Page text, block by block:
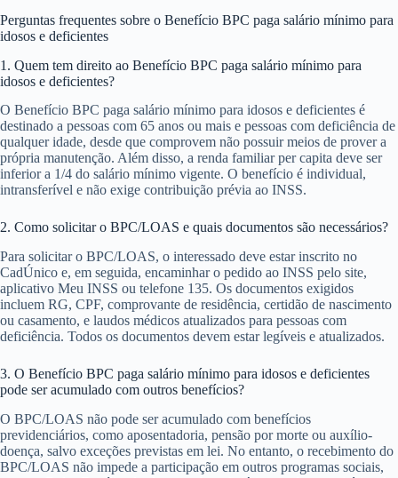
Perguntas frequentes sobre o Benefício BPC paga salário mínimo para
idosos e deficientes
1. Quem tem direito ao Benefício BPC paga salário mínimo para
idosos e deficientes?
O Benefício BPC paga salário mínimo para idosos e deficientes é
destinado a pessoas com 65 anos ou mais e pessoas com deficiência de
qualquer idade, desde que comprovem não possuir meios de prover a
própria manutenção. Além disso, a renda familiar per capita deve ser
inferior a 1/4 do salário mínimo vigente. O benefício é individual,
intransferível e não exige contribuição prévia ao INSS.
2. Como solicitar o BPC/LOAS e quais documentos são necessários?
Para solicitar o BPC/LOAS, o interessado deve estar inscrito no
CadÚnico e, em seguida, encaminhar o pedido ao INSS pelo site,
aplicativo Meu INSS ou telefone 135. Os documentos exigidos
incluem RG, CPF, comprovante de residência, certidão de nascimento
ou casamento, e laudos médicos atualizados para pessoas com
deficiência. Todos os documentos devem estar legíveis e atualizados.
3. O Benefício BPC paga salário mínimo para idosos e deficientes
pode ser acumulado com outros benefícios?
O BPC/LOAS não pode ser acumulado com benefícios
previdenciários, como aposentadoria, pensão por morte ou auxílio-
doença, salvo exceções previstas em lei. No entanto, o recebimento do
BPC/LOAS não impede a participação em outros programas sociais,